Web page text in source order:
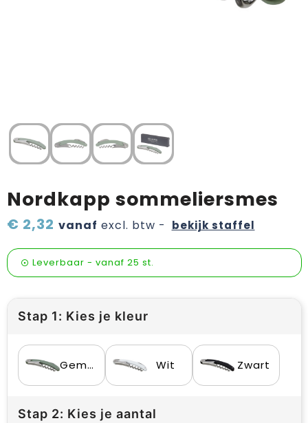
Wijn, bier en proeverij
Zomerpakketten
Nordkapp sommeliersmes
€ 2,32 vanaf excl. btw - bekijk staffel
Leverbaar - vanaf 25 st.
Stap 1: Kies je kleur
Gemêleerd groen Wit Zwart
Stap 2: Kies je aantal